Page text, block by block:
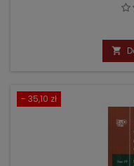

- 35,10 zł